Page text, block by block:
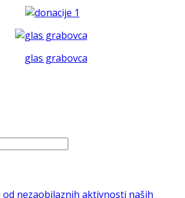
od nezaobilaznih aktivnosti naših